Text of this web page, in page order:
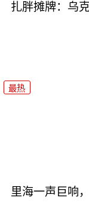
扎胖摊牌：乌
最热
里海一声巨响